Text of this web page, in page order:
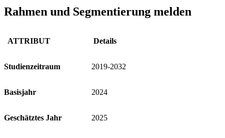
Rahmen und Segmentierung melden
ATTRIBUT Details
Studienzeitraum 2019-2032
Basisjahr 2024
Geschätztes Jahr 2025